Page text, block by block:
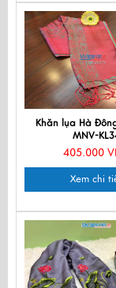
Khăn lụa Hà
MNV-
405.000
Xem chi